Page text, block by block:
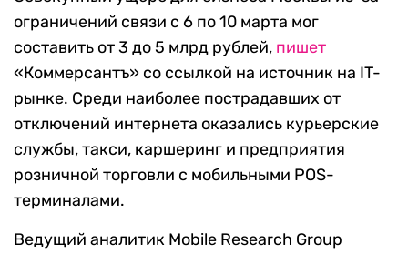
ограничений связи с 6 по 10 марта мог
составить от 3 до 5 млрд рублей, пишет
«Коммерсантъ» со ссылкой на источник на IT-
рынке. Среди наиболее пострадавших от
отключений интернета оказались курьерские
службы, такси, каршеринг и предприятия
розничной торговли с мобильными POS-
терминалами.
Ведущий аналитик Mobile Research Group